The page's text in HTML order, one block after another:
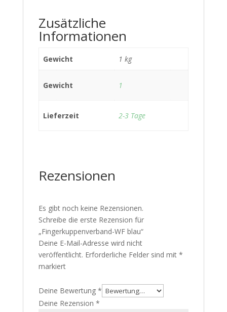
Zusätzliche
Informationen
Gewicht 1 kg
Gewicht 1
Lieferzeit 2-3 Tage
Rezensionen
Es gibt noch keine Rezensionen.
Schreibe die erste Rezension für
„Fingerkuppenverband-WF blau“
Deine E-Mail-Adresse wird nicht
veröffentlicht. Erforderliche Felder sind mit *
markiert
Deine Bewertung *
Deine Rezension *